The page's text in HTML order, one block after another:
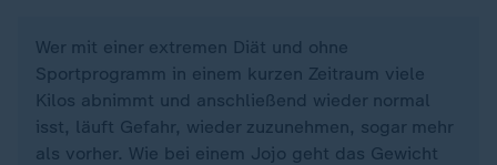
Wer mit einer extremen Diät und ohne
Sportprogramm in einem kurzen Zeitraum viele
Kilos abnimmt und anschließend wieder normal
isst, läuft Gefahr, wieder zuzunehmen, sogar mehr
als vorher. Wie bei einem Jojo geht das Gewicht